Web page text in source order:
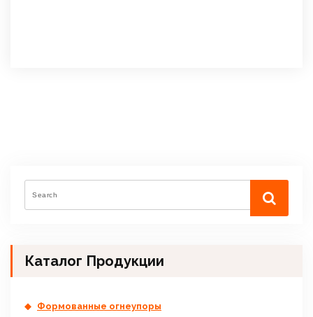
Каталог Продукции
Формованные огнеупоры